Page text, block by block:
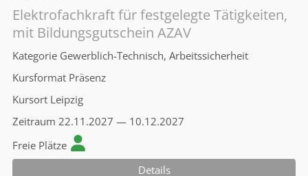
Elektrofachkraft für festgelegte Tätigkeiten,
mit Bildungsgutschein AZAV
Kategorie Gewerblich-Technisch, Arbeitssicherheit
Kursformat Präsenz
Kursort Leipzig
Zeitraum 22.11.2027 — 10.12.2027
Freie Plätze
Details